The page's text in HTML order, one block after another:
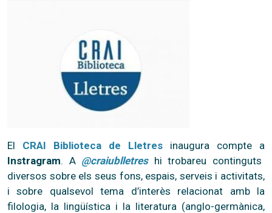
El CRAI Biblioteca de Lletres inaugura compte a
Instragram. A @craiublletreshi trobareu continguts
diversos sobre els seus fons, espais, serveis i activitats,
i sobre qualsevol tema d’interès relacionat amb la
filologia, la lingüística i la literatura (anglo-germànica,